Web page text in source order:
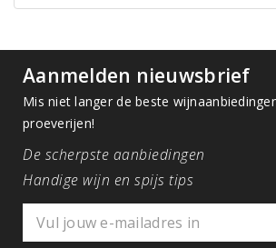
Aanmelden nieuwsbrief
Mis niet langer de beste
proeverijen!
De scherpste aanbiedingen
Handige wijn en spijs tips